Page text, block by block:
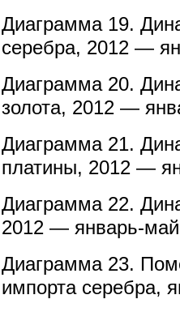
Диаграмма 19.
серебра, 2012 —
Диаграмма 20.
золота, 2012 —
Диаграмма 21.
платины, 2012 —
Диаграмма 22.
2012 — январь-
Диаграмма 23.
импорта серебра,